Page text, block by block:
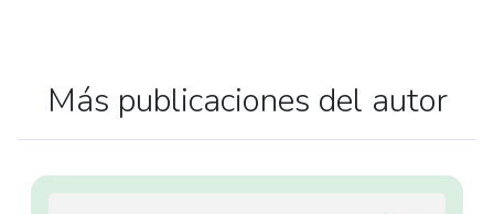
Más publicaciones del autor